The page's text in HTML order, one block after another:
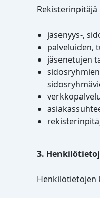
jäsenyys-,
palveluiden,
jäsenetujen
3.
Henkilötietojen